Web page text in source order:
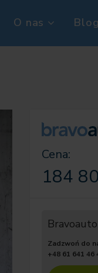
O nas Blog
Cena:
184
Zadzwoń do
+48 61 641 46